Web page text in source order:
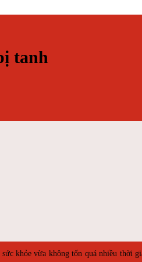
tanh
khỏe vừa không tốn quá nhiều thời